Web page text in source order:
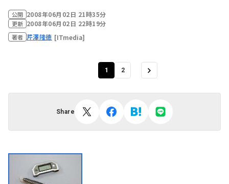
公開 2008年06月02日 21時35分
更新 2008年06月02日 22時19分
著者 芹澤隆徳 [ITmedia]
1 2
Share